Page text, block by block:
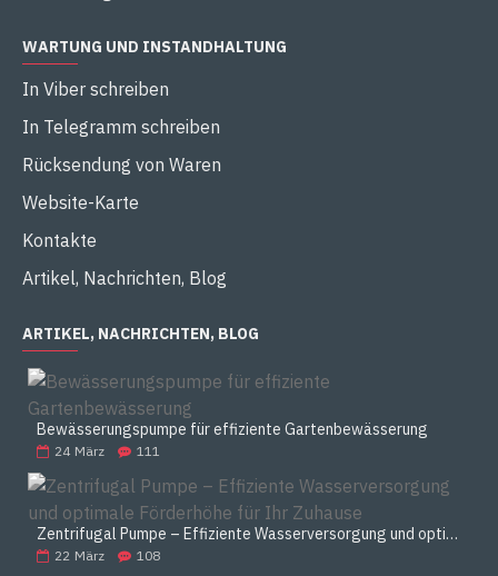
WARTUNG UND INSTANDHALTUNG
In Viber schreiben
In Telegramm schreiben
Rücksendung von Waren
Website-Karte
Kontakte
Artikel, Nachrichten, Blog
ARTIKEL, NACHRICHTEN, BLOG
Bewässerungspumpe für effiziente Gartenbewässerung
24 März 111
Zentrifugal Pumpe – Effiziente Wasserversorgung und optimale Förderhöhe für Ihr Zuhause
22 März 108